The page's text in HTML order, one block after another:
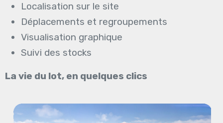
Localisation sur le site
Déplacements et regroupements
Visualisation graphique
Suivi des stocks
La vie du lot, en quelques clics